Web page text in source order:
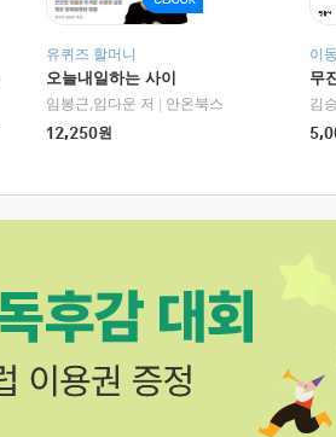
유퀴즈 할머니
오늘내일하는 사이
임봉근,임다운 저
안온북스
12,250원
이
무
김